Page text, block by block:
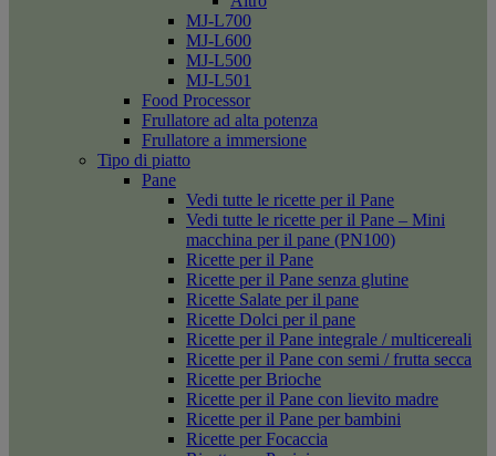
MJ-L700
MJ-L600
MJ-L500
MJ-L501
Food Processor
Frullatore ad alta potenza
Frullatore a immersione
Tipo di piatto
Pane
Vedi tutte le ricette per il Pane
Vedi tutte le ricette per il Pane – Mini
macchina per il pane (PN100)
Ricette per il Pane
Ricette per il Pane senza glutine
Ricette Salate per il pane
Ricette Dolci per il pane
Ricette per il Pane integrale / multicereali
Ricette per il Pane con semi / frutta secca
Ricette per Brioche
Ricette per il Pane con lievito madre
Ricette per il Pane per bambini
Ricette per Focaccia